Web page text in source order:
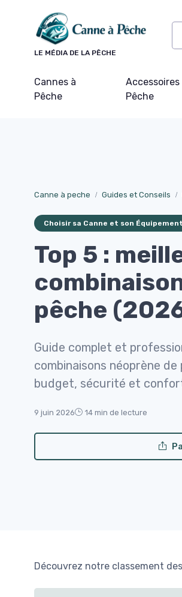
LE MÉDIA DE LA PÊCHE
Cannes à
Pêche
Accessoires
Pêche
Canne à peche Guides et Conseils
Choisir sa Canne et son Équipement
Top 5 :
pêche
Guide complet et
combinaisons néoprène
budget, sécurité et
9 juin 2026 14 min de lecture
Découvrez notre classement